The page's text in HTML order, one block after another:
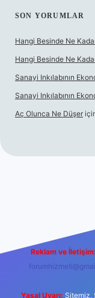
SON YORUMLAR
Hangi Besinde Ne
Hangi Besinde Ne
Sanayi Inkılabının
Sanayi Inkılabının
Aç Olunca Ne Düşer
Reklam ve İletişim:
Yasal Uyarı: Sitemiz,